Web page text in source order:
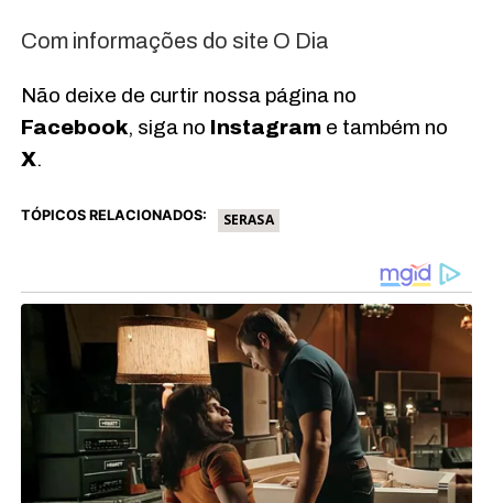
Com informações do site O Dia
Não deixe de curtir nossa página no
Facebook, siga no Instagrame também no
X.
TÓPICOS RELACIONADOS: SERASA